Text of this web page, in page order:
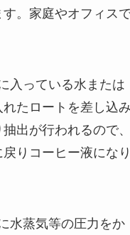
。家庭やオフィス
入っている水または
たロートを差し込み
出が行われるので、
りコーヒー液になり
水蒸気等の圧力をか